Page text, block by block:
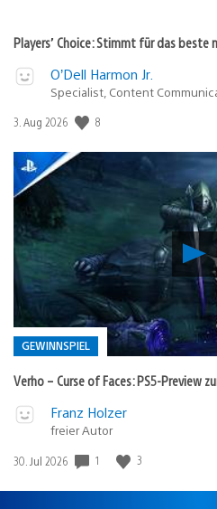
Players’ Choice: Stimmt für das beste
O’Dell Harmon Jr.
Specialist, Content
Veröffentlichungsdatum:
3. Aug 2026 8
–
GEWINNSPIEL
Verho – Curse of Faces: PS5-Preview
Veröffentlicht
Gewinnspiel
Franz Holzer
freier Autor
Veröffentlichungsdatum:
30. Jul 2026 1 3